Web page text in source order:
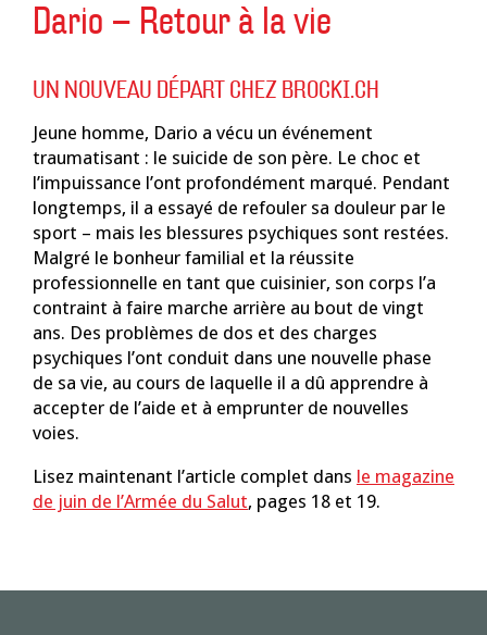
Dario – Retour à la vie
01
2025
UN NOUVEAU DÉPART CHEZ BROCKI.CH
Jeune homme, Dario a vécu un événement
traumatisant : le suicide de son père. Le choc et
l’impuissance l’ont profondément marqué. Pendant
longtemps, il a essayé de refouler sa douleur par le
sport – mais les blessures psychiques sont restées.
Malgré le bonheur familial et la réussite
professionnelle en tant que cuisinier, son corps l’a
contraint à faire marche arrière au bout de vingt
ans. Des problèmes de dos et des charges
psychiques l’ont conduit dans une nouvelle phase
de sa vie, au cours de laquelle il a dû apprendre à
accepter de l’aide et à emprunter de nouvelles
voies.
Lisez maintenant l’article complet dans le magazine
de juin de l’Armée du Salut, pages 18 et 19.